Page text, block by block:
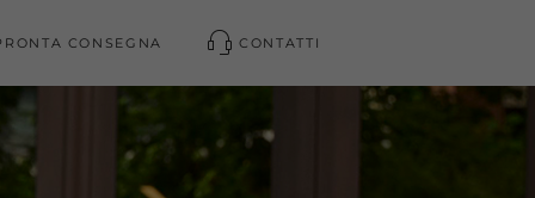
CONSEGNA CONTATTI